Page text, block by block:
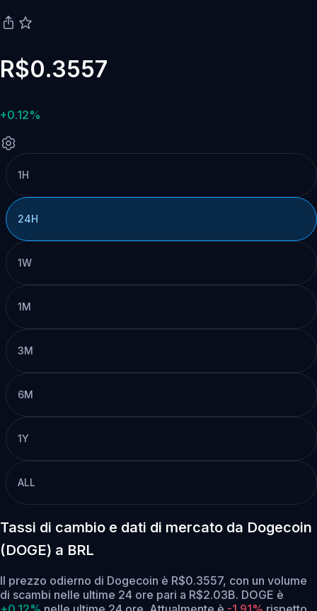
R$0.3557
+0.12%
1H
24H
1W
1M
3M
6M
1Y
ALL
Tassi di cambio e dati di mercato da Dogecoin
(DOGE) a BRL
Il prezzo odierno di Dogecoin è R$0.3557, con un volume
di scambi nelle ultime 24 ore pari a R$2.03B. DOGE è